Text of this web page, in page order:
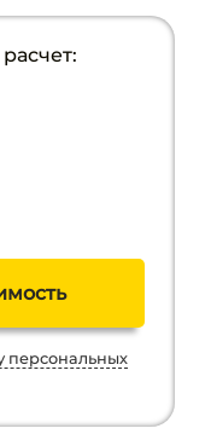
персональных